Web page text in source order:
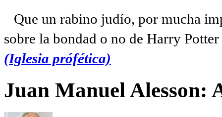
Que un rabino judío, por mucha
sobre la bondad o no de Harry
(Iglesia prófética)
Juan Manuel Alesson: